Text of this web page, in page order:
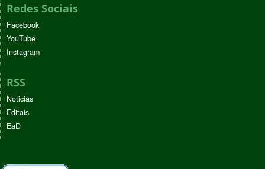
Redes Sociais
Facebook
YouTube
Instagram
RSS
Noticias
Editais
EaD